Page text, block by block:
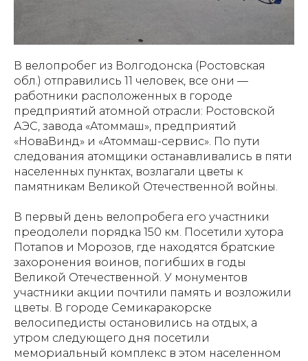
В велопробег из Волгодонска (Ростовская
обл.) отправились 11 человек, все они —
работники расположенных в городе
предприятий атомной отрасли: Ростовской
АЭС, завода «Атоммаш», предприятий
«НоваВинд» и «Атоммаш-сервис». По пути
следования атомщики останавливались в пяти
населенных пунктах, возлагали цветы к
памятникам Великой Отечественной войны.
В первый день велопробега его участники
преодолели порядка 150 км. Посетили хутора
Потапов и Морозов, где находятся братские
захоронения воинов, погибших в годы
Великой Отечественной. У монументов
участники акции почтили память и возложили
цветы. В городе Семикаракорске
велосипедисты остановились на отдых, а
утром следующего дня посетили
мемориальный комплекс в этом населенном